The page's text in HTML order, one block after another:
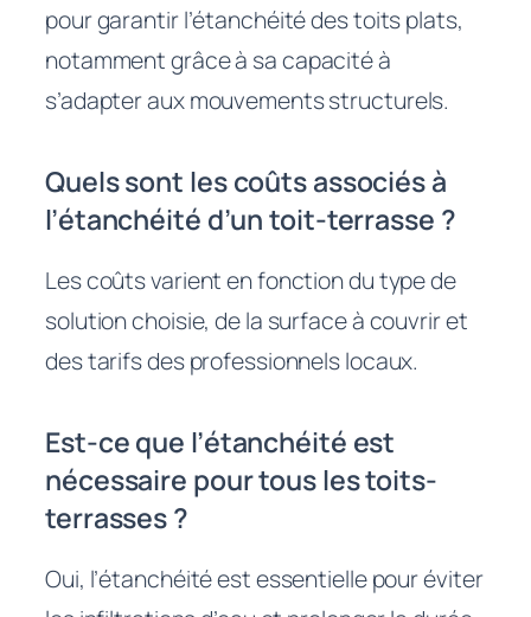
pour garantir l’étanchéité des toits plats,
notamment grâce à sa capacité à
s’adapter aux mouvements structurels.
Quels sont les coûts associés à
l’étanchéité d’un toit-terrasse ?
Les coûts varient en fonction du type de
solution choisie, de la surface à couvrir et
des tarifs des professionnels locaux.
Est-ce que l’étanchéité est
nécessaire pour tous les toits-
terrasses ?
Oui, l’étanchéité est essentielle pour éviter